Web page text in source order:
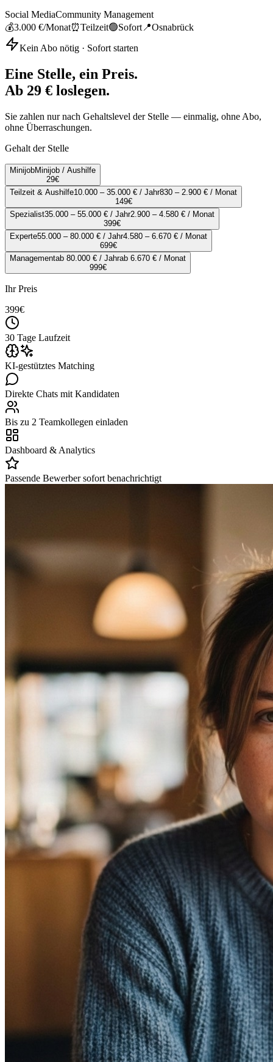
Social MediaCommunity Management
💰3.000 €/Monat⏰Teilzeit🟢Sofort 📍Osnabrück
Kein Abo nötig · Sofort starten
Eine Stelle, ein Preis.
Ab 29 € loslegen.
Sie zahlen nur nach Gehaltslevel der Stelle — einmalig, ohne Abo,
ohne Überraschungen.
Gehalt der Stelle
MinijobMinijob / Aushilfe
29€
Teilzeit & Aushilfe10.000 – 35.000 € / Jahr830 – 2.900 € / Monat
149€
Spezialist35.000 – 55.000 € / Jahr2.900 – 4.580 € / Monat
399€
Experte55.000 – 80.000 € / Jahr4.580 – 6.670 € / Monat
699€
Managementab 80.000 € / Jahrab 6.670 € / Monat
999€
Ihr Preis
399€
30 Tage Laufzeit
KI-gestütztes Matching
Direkte Chats mit Kandidaten
Bis zu 2 Teamkollegen einladen
Dashboard & Analytics
Passende Bewerber sofort benachrichtigt